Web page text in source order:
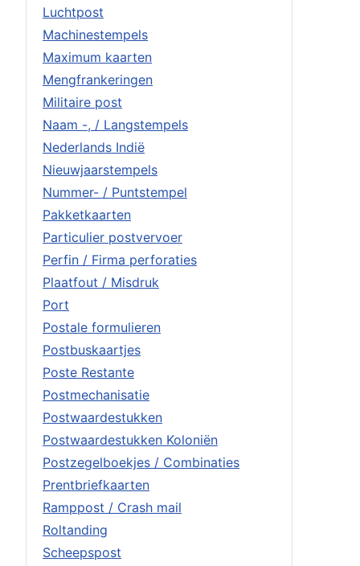
Luchtpost
Machinestempels
Maximum kaarten
Mengfrankeringen
Militaire post
Naam -, / Langstempels
Nederlands Indië
Nieuwjaarstempels
Nummer- / Puntstempel
Pakketkaarten
Particulier postvervoer
Perfin / Firma perforaties
Plaatfout / Misdruk
Port
Postale formulieren
Postbuskaartjes
Poste Restante
Postmechanisatie
Postwaardestukken
Postwaardestukken Koloniën
Postzegelboekjes / Combinaties
Prentbriefkaarten
Ramppost / Crash mail
Roltanding
Scheepspost